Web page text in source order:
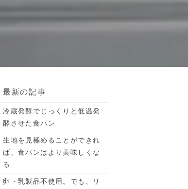
最新の記事
冷蔵発酵でじっくりと低温発
酵させた食パン
生地を見極めることができれ
ば、食パンはより美味しくな
る
卵・乳製品不使用。でも、リ